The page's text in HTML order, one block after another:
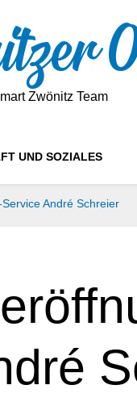
Zwönitz Team
UND SOZIALES
André Schreier